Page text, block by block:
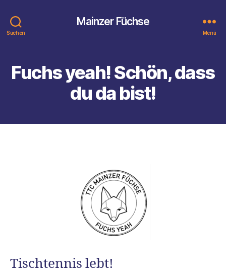
Suchen
Mainzer Füchse
Menü
Fuchs yeah! Schön, dass
du da bist!
Tischtennis lebt!